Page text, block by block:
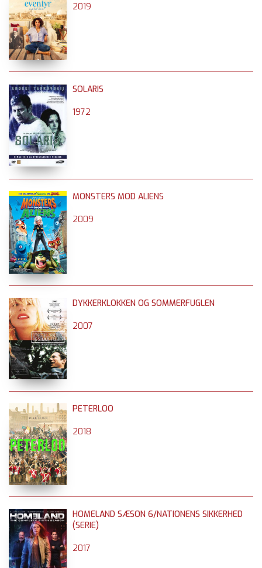
2019
SOLARIS
1972
MONSTERS MOD ALIENS
2009
DYKKERKLOKKEN OG SOMMERFUGLEN
2007
PETERLOO
2018
HOMELAND SÆSON 6/NATIONENS SIKKERHED
(SERIE)
2017